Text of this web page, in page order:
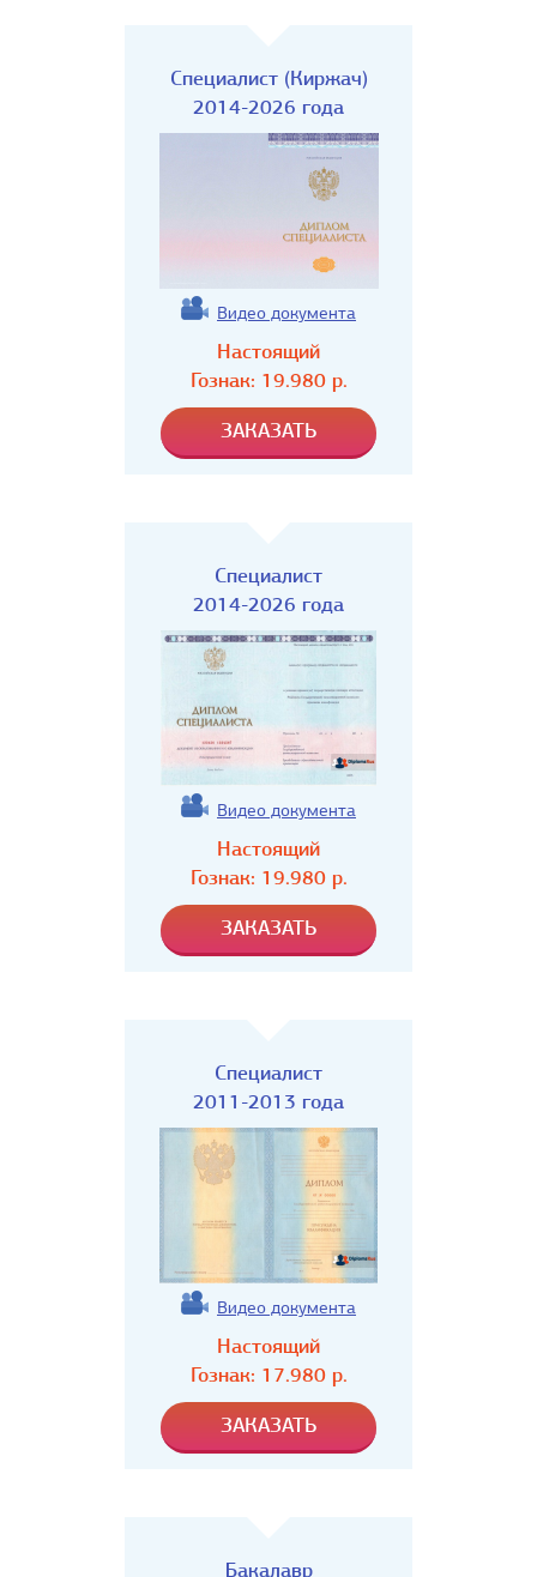
Специалист (Киржач)
2014-2026 года
Видео документа
Настоящий
Гознак: 19.980р.
Специалист
2014-2026 года
Видео документа
Настоящий
Гознак: 19.980р.
Специалист
2011-2013 года
Видео документа
Настоящий
Гознак: 17.980р.
Бакалавр